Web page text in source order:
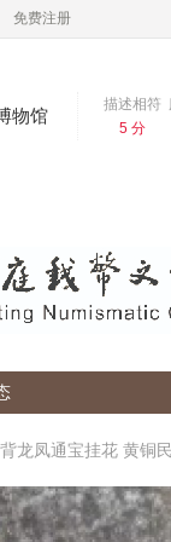
免费注册
物馆
描述相符
5 分
度：
5 分
务
称：
：
龙凤通宝挂花 黄铜